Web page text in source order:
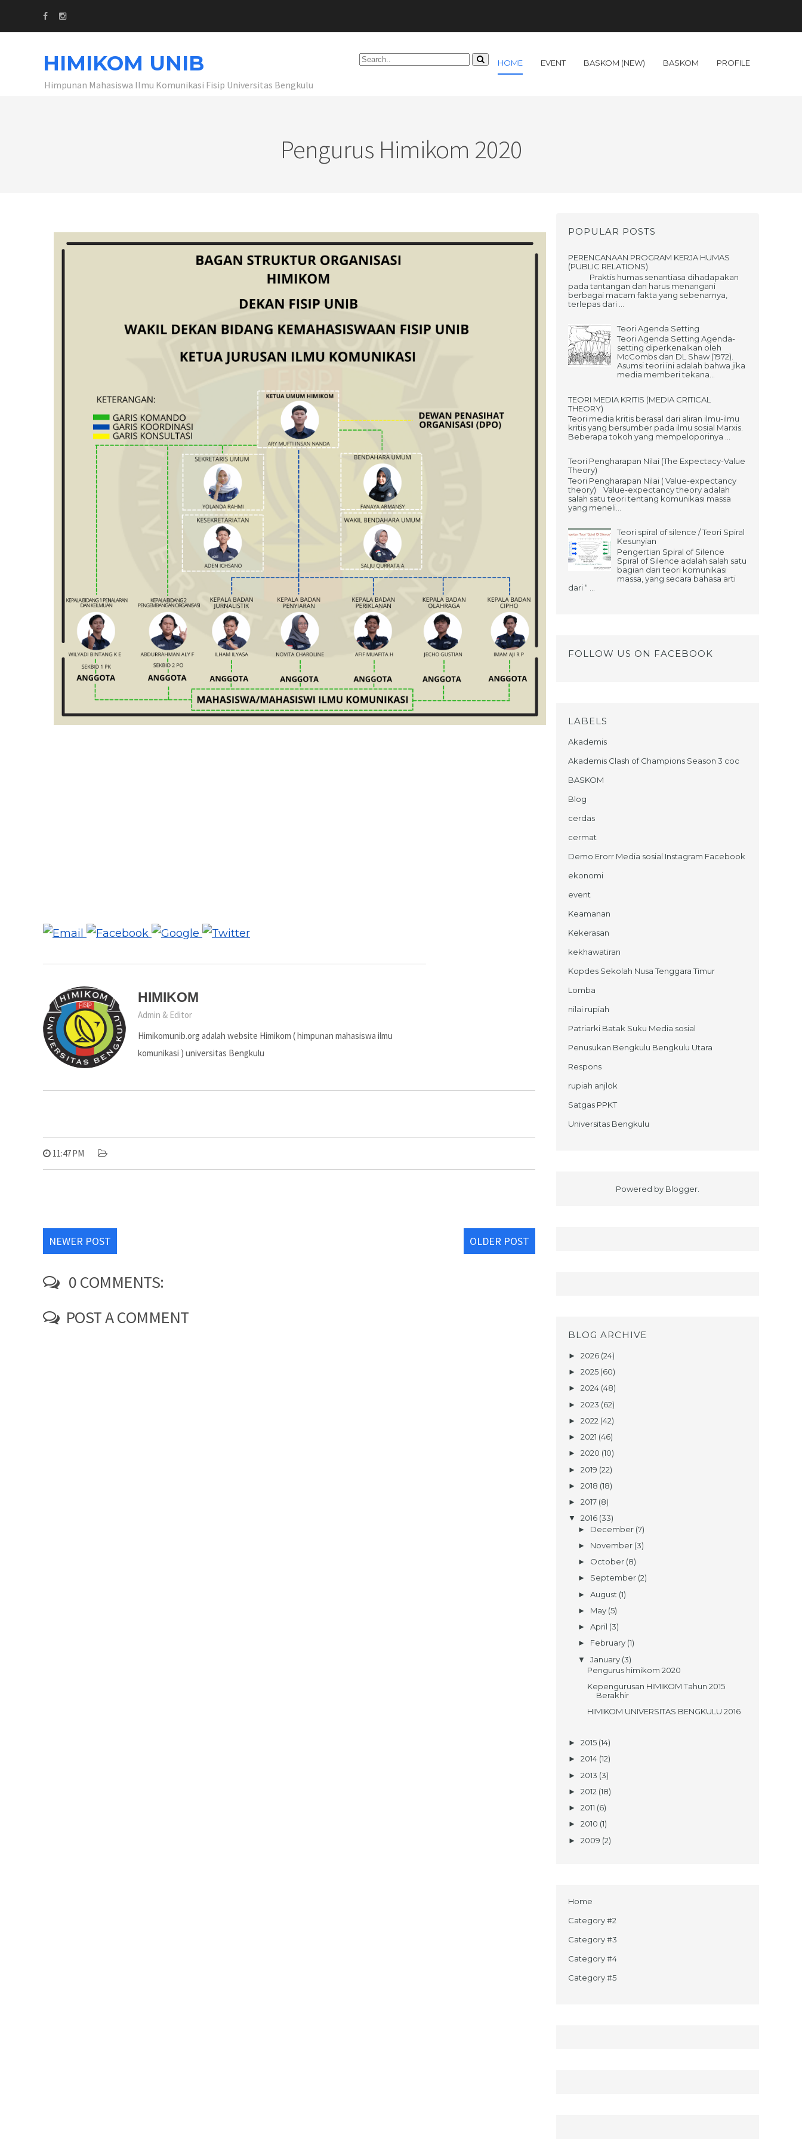
HIMIKOM UNIB
Himpunan Mahasiswa Ilmu Komunikasi Fisip Universitas Bengkulu
HOME EVENT BASKOM (NEW) BASKOM PROFILE
Pengurus Himikom 2020
HIMIKOM
Admin & Editor
Himikomunib.org adalah website Himikom ( himpunan mahasiswa ilmu
komunikasi ) universitas Bengkulu
11:47 PM
NEWER POST OLDER POST
0 COMMENTS:
POST A COMMENT
POPULAR POSTS
PERENCANAAN PROGRAM KERJA HUMAS
(PUBLIC RELATIONS)
Praktis humas senantiasa dihadapakan
pada tantangan dan harus menangani
berbagai macam fakta yang sebenarnya,
terlepas dari ...
Teori Agenda Setting
Teori Agenda Setting Agenda-
setting diperkenalkan oleh
McCombs dan DL Shaw (1972).
Asumsi teori ini adalah bahwa jika
media memberi tekana...
TEORI MEDIA KRITIS (MEDIA CRITICAL
THEORY)
Teori media kritis berasal dari aliran ilmu-ilmu
kritis yang bersumber pada ilmu sosial Marxis.
Beberapa tokoh yang mempeloporinya ...
Teori Pengharapan Nilai (The Expectacy-Value
Theory)
Teori Pengharapan Nilai ( Value-expectancy
theory) Value-expectancy theory adalah
salah satu teori tentang komunikasi massa
yang meneli...
Teori spiral of silence / Teori Spiral
Kesunyian
Pengertian Spiral of Silence
Spiral of Silence adalah salah satu
bagian dari teori komunikasi
massa, yang secara bahasa arti
dari “ ...
FOLLOW US ON FACEBOOK
LABELS
Akademis
Akademis Clash of Champions Season 3 coc
BASKOM
Blog
cerdas
cermat
Demo Erorr Media sosial Instagram Facebook
ekonomi
event
Keamanan
Kekerasan
kekhawatiran
Kopdes Sekolah Nusa Tenggara Timur
Lomba
nilai rupiah
Patriarki Batak Suku Media sosial
Penusukan Bengkulu Bengkulu Utara
Respons
rupiah anjlok
Satgas PPKT
Universitas Bengkulu
Powered by Blogger
BLOG ARCHIVE
► 2026 (24)
► 2025 (60)
► 2024 (48)
► 2023 (62)
► 2022 (42)
► 2021 (46)
► 2020 (10)
► 2019 (22)
► 2018 (18)
► 2017 (8)
▼ 2016 (33)
► December (7)
► November (3)
► October (8)
► September (2)
► August (1)
► May (5)
► April (3)
► February (1)
▼ January (3)
Pengurus himikom 2020
Kepengurusan HIMIKOM Tahun 2015
Berakhir
HIMIKOM UNIVERSITAS BENGKULU 2016
► 2015 (14)
► 2014 (12)
► 2013 (3)
► 2012 (18)
► 2011 (6)
► 2010 (1)
► 2009 (2)
Home
Category #2
Category #3
Category #4
Category #5